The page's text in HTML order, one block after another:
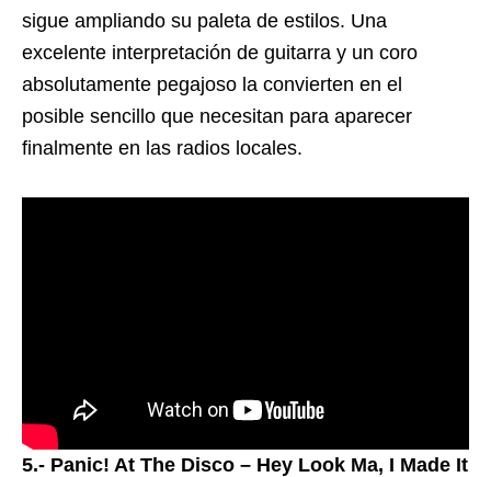
sigue ampliando su paleta de estilos. Una
excelente interpretación de guitarra y un coro
absolutamente pegajoso la convierten en el
posible sencillo que necesitan para aparecer
finalmente en las radios locales.
5.- Panic! At The Disco – Hey Look Ma, I Made It